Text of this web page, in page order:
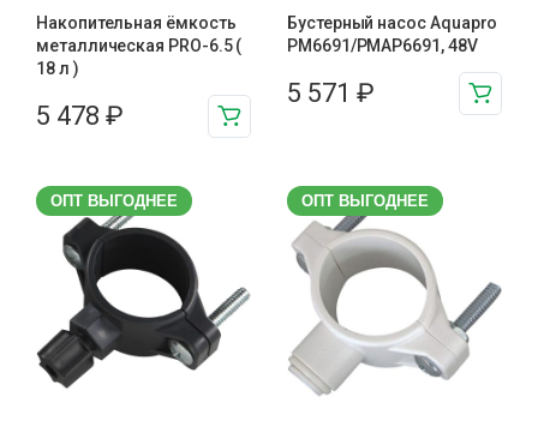
Накопительная ёмкость
металлическая PRO-6.5 (
18 л )
5 478 ₽
Бустерный насос Aquapro
PM6691/PMAP6691, 48V
5 571 ₽
ОПТ ВЫГОДНЕЕ ОПТ ВЫГОДНЕЕ